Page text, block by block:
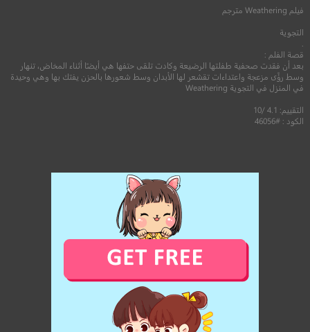
فيلم Weatheringمترجم
التجوية
قصة الفلم :
بعد أن فقدت صحفية طفلتها الرضيعة وكادت تلقى حتفها هي أيضًا أثناء المخاض، تنهار
وسط رؤًى مزعجة واعتداءات تقشعر لها الأبدان وسط شعورها بالحزن يفتك بها وهي وحيدة
في المنزل في التجوية Weathering
التقييم: 4.1 /10
الكود : #46056